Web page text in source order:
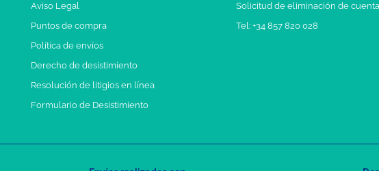
Aviso Legal
Puntos de compra
Política de envíos
Derecho de desistimiento
Resolución de litigios en línea
Formulario de Desistimiento
Solicitud de eliminación de cuenta
Tel: +34 857 820 028